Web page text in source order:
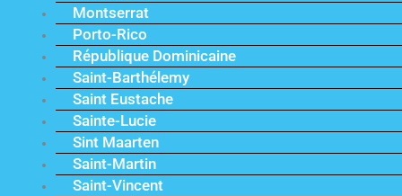
Montserrat
Porto-Rico
République Dominicaine
Saint-Barthélemy
Saint Eustache
Sainte-Lucie
Sint Maarten
Saint-Martin
Saint-Vincent